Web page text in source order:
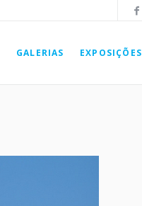
GALERIAS EXPOSIÇÕES